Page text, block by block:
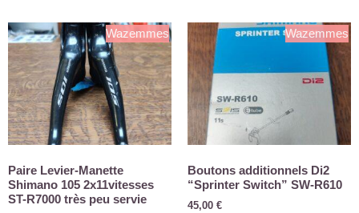
Wazemmes
Paire Levier-Manette
Shimano 105 2x11vitesses
ST-R7000 très peu servie
Wazemmes
Boutons additionnels Di2
“Sprinter Switch” SW-R610
45,00 €